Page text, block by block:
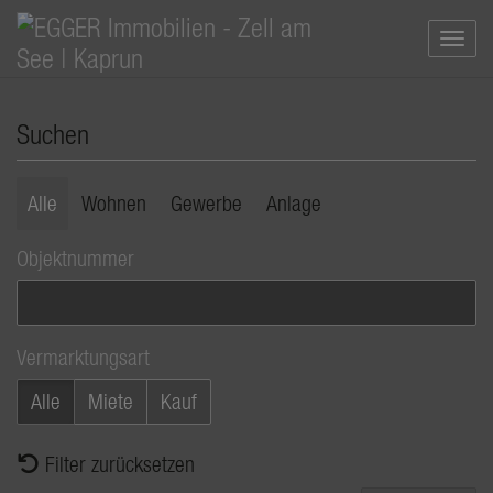
Suchen
Alle Wohnen Gewerbe Anlage
Objektnummer
Vermarktungsart
Alle
Miete Kauf
Filter zurücksetzen